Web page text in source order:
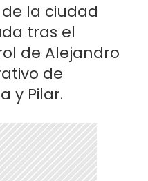
la ciudad
tras el
de Alejandro
de
y Pilar.